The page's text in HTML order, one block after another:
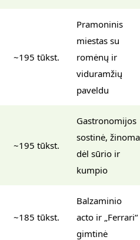
~195 tūkst.
Pramoninis
miestas su
romėnų ir
viduramžių
paveldu
~195 tūkst.
Gastronomijos
sostinė, žinoma
dėl sūrio ir
kumpio
~185 tūkst.
Balzaminio
acto ir „Ferrari“
gimtinė